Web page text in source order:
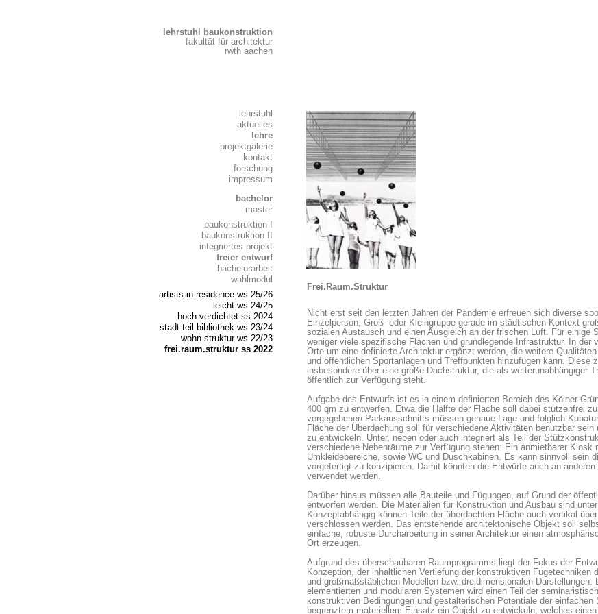
lehrstuhl baukonstruktion
fakultät für architektur
rwth aachen
lehrstuhl
aktuelles
lehre
projektgalerie
kontakt
forschung
impressum
bachelor
baukonstruktion I
baukonstruktion II
integriertes projekt
freier entwurf
artists in residence ws 25/26
leicht ws 24/25
hoch.verdichtet ss 2024
stadt.teil.bibliothek ws 23/24
wohn.struktur ws 22/23
frei.raum.struktur ss 2022
bachelorarbeit
wahlmodul
master
Frei.Raum.Struktur
Nicht erst seit den letzten Jahren der Pandemie erfreuen sich diverse
Einzelperson, Groß- oder Kleingruppe gerade im städtischen Kontext
sozialen Austausch und einen Ausgleich an der frischen Luft. Für einige
weniger viele spezifische Flächen und grundlegende Infrastruktur. In der
Orte um eine definierte Architektur ergänzt werden, die weitere
und öffentlichen Sportanlagen und Treffpunkten hinzufügen kann. Diese
insbesondere über eine große Dachstruktur, die als wetterunabhängiger
öffentlich zur Verfügung steht.
Aufgabe des Entwurfs ist es in einem definierten Bereich des Kölner
400 qm zu entwerfen. Etwa die Hälfte der Fläche soll dabei stützenfrei
vorgegebenen Parkausschnitts müssen genaue Lage und folglich
Fläche der Überdachung soll für verschiedene Aktivitäten benutzbar
zu entwickeln. Unter, neben oder auch integriert als Teil der
verschiedene Nebenräume zur Verfügung stehen: Ein anmietbarer
Umkleidebereiche, sowie WC und Duschkabinen. Es kann sinnvoll sein
vorgefertigt zu konzipieren. Damit könnten die Entwürfe auch an
verwendet werden.
Darüber hinaus müssen alle Bauteile und Fügungen, auf Grund der
entworfen werden. Die Materialien für Konstruktion und Ausbau sind
Konzeptabhängig können Teile der überdachten Fläche auch vertikal
verschlossen werden. Das entstehende architektonische Objekt soll
einfache, robuste Durcharbeitung in seiner Architektur einen
Ort erzeugen.
Aufgrund des überschaubaren Raumprogramms liegt der Fokus der
Konzeption, der inhaltlichen Vertiefung der konstruktiven Fügetechniken
und großmaßstäblichen Modellen bzw. dreidimensionalen
elementierten und modularen Systemen wird einen Teil der
konstruktiven Bedingungen und gestalterischen Potentiale der
begrenztem materiellem Einsatz ein Objekt zu entwickeln, welches